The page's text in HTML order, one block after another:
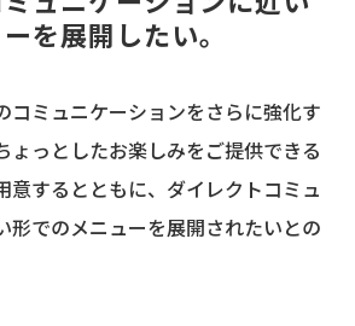
を展開したい。
コミュニケーションをさらに強化す
ょっとしたお楽しみをご提供できる
意するとともに、ダイレクトコミュ
形でのメニューを展開されたいとの